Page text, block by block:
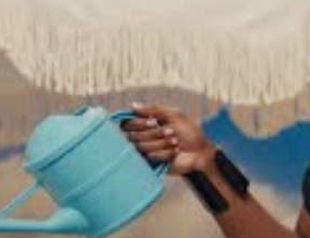
numéro 1 de la Draft ont
actuelle et
tente de rester
avec Detroit.
y’a plus qu’à.